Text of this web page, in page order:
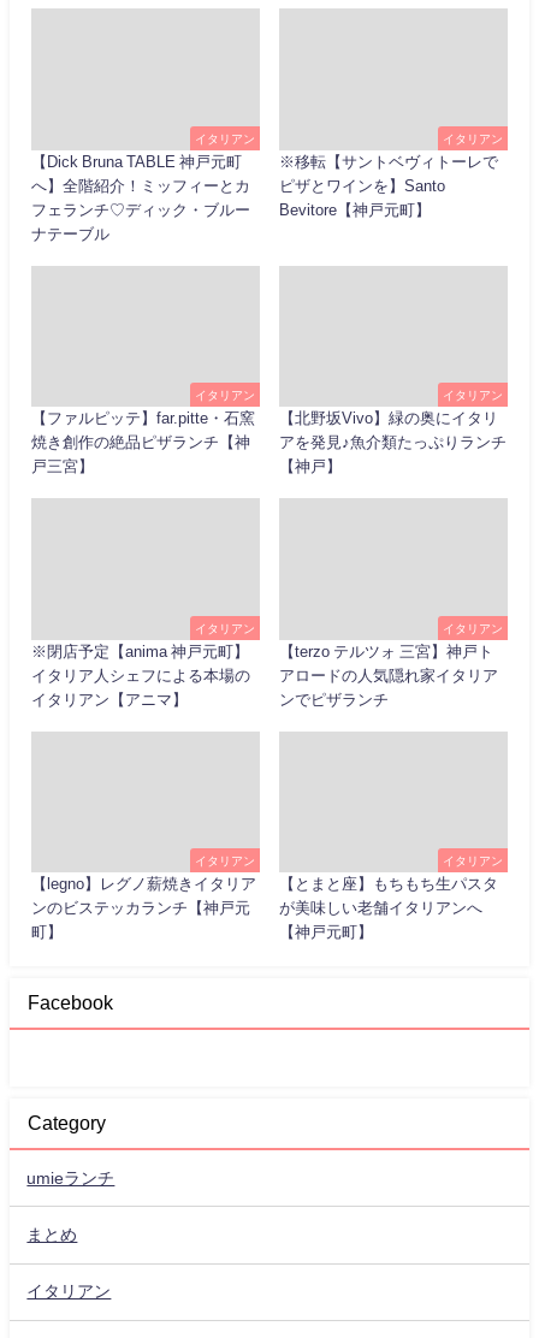
イタリアン
【Dick Bruna TABLE 神戸元町
へ】全階紹介！ミッフィーとカ
フェランチ♡ディック・ブルー
ナテーブル
イタリアン
※移転【サントベヴィトーレで
ピザとワインを】Santo
Bevitore【神戸元町】
イタリアン
【ファルピッテ】far.pitte・石窯
焼き創作の絶品ピザランチ【神
戸三宮】
イタリアン
【北野坂Vivo】緑の奥にイタリ
アを発見♪魚介類たっぷりランチ
【神戸】
イタリアン
※閉店予定【anima 神戸元町】
イタリア人シェフによる本場の
イタリアン【アニマ】
イタリアン
【terzo テルツォ 三宮】神戸ト
アロードの人気隠れ家イタリア
ンでピザランチ
イタリアン
【legno】レグノ薪焼きイタリア
ンのビステッカランチ【神戸元
町】
イタリアン
【とまと座】もちもち生パスタ
が美味しい老舗イタリアンへ
【神戸元町】
Facebook
Category
umieランチ
まとめ
イタリアン